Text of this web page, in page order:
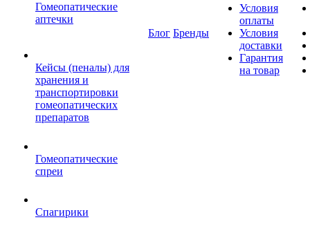
Гомеопатические
аптечки
Кейсы (пеналы) для
хранения и
транспортировки
гомеопатических
препаратов
Гомеопатические
спреи
Спагирики
Блог Бренды
Условия
оплаты
Условия
доставки
Гарантия
на товар